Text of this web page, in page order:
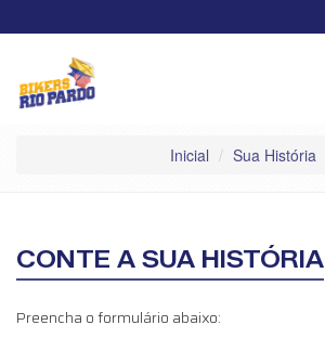
Inicial Sua História
CONTE A SUA HISTÓRIA
Preencha o formulário abaixo: